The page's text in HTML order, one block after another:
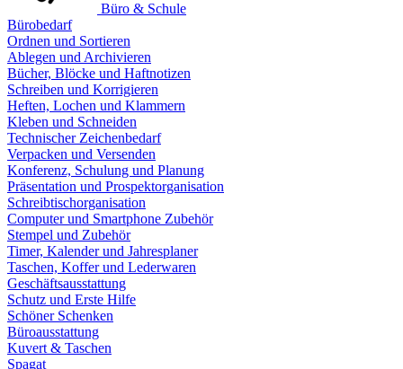
Büro & Schule
Bürobedarf
Ordnen und Sortieren
Ablegen und Archivieren
Bücher, Blöcke und Haftnotizen
Schreiben und Korrigieren
Heften, Lochen und Klammern
Kleben und Schneiden
Technischer Zeichenbedarf
Verpacken und Versenden
Konferenz, Schulung und Planung
Präsentation und Prospektorganisation
Schreibtischorganisation
Computer und Smartphone Zubehör
Stempel und Zubehör
Timer, Kalender und Jahresplaner
Taschen, Koffer und Lederwaren
Geschäftsausstattung
Schutz und Erste Hilfe
Schöner Schenken
Büroausstattung
Kuvert & Taschen
Spagat